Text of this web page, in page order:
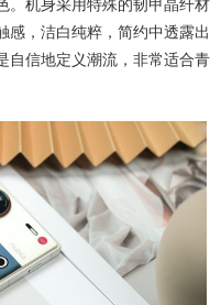
。机身采用特殊的韧甲晶纤材
感，洁白纯粹，简约中透露出
自信地定义潮流，非常适合青